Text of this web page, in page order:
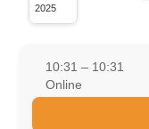
2025
10:31 – 10:31
Online